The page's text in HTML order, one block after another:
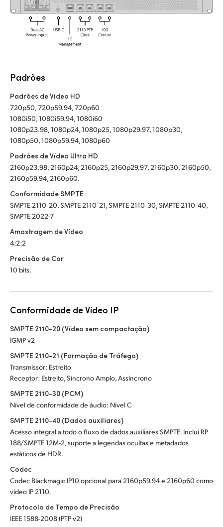
Padrões
Padrões de Vídeo HD
720p50, 720p59.94, 720p60
1080i50, 1080i59.94, 1080i60
1080p23.98, 1080p24, 1080p25, 1080p29.97, 1080p30,
1080p50, 1080p59.94, 1080p60
Padrões de Vídeo Ultra HD
2160p23.98, 2160p24, 2160p25, 2160p29.97, 2160p30, 2160p50,
2160p59.94, 2160p60.
Conformidade SMPTE
SMPTE 2110‑20, SMPTE 2110‑21, SMPTE 2110‑30, SMPTE 2110‑40,
SMPTE 2022-7
Amostragem de Vídeo
4:2:2
Precisão de Cor
10 bits.
Conformidade de Vídeo IP
SMPTE 2110-20 (Vídeo sem compactação)
IGMP v2
SMPTE 2110-21 (Formação de Tráfego)
Transmissor: Estreito
Receptor: Estreito, Síncrono Amplo, Assíncrono
SMPTE 2110-30 (PCM)
Nível de conformidade de áudio: Nível C
SMPTE 2110-40 (Dados auxiliares)
Acesso integral a todo o fluxo de dados auxiliares SMPTE. Inclui RP
188/SMPTE 12M-2, suporte a legendas ocultas e metadados
estáticos de HDR.
Codec
Codec Blackmagic IP10 opcional para 2160p59.94 e 2160p60 como
vídeo IP 2110.
Protocolo de Tempo de Precisão
IEEE 1588-2008 (PTP v2)